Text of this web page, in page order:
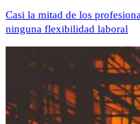
Casi la mitad de los
ninguna flexibilidad laboral